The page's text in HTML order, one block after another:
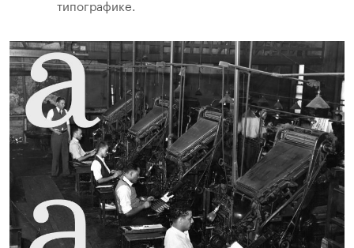
типографике.